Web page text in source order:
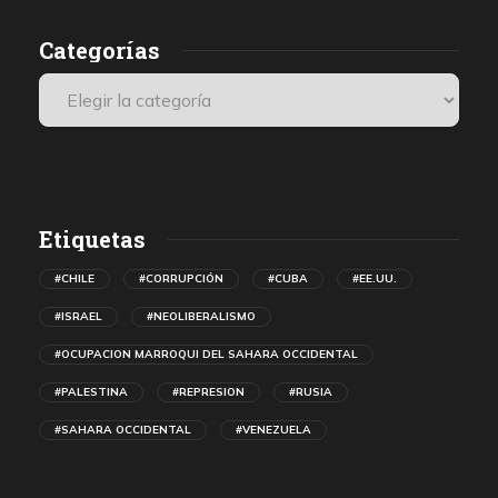
Categorías
Etiquetas
#CHILE #CORRUPCIÓN #CUBA #EE.UU.
#ISRAEL #NEOLIBERALISMO
#OCUPACION MARROQUI DEL SAHARA OCCIDENTAL
#PALESTINA #REPRESION #RUSIA
#SAHARA OCCIDENTAL #VENEZUELA